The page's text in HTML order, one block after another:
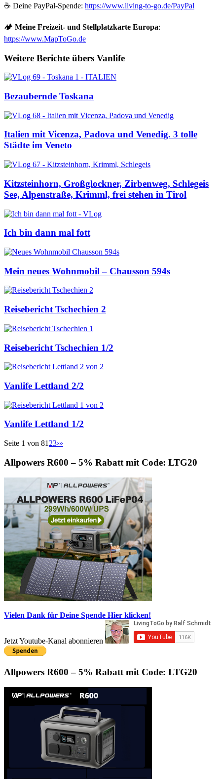
☕ Deine PayPal-Spende: https://www.living-to-go.de/PayPal
🏕️ Meine Freizeit- und Stellplatzkarte Europa:
https://www.MapToGo.de
Weitere Berichte übers Vanlife
Bezaubernde Toskana
Italien mit Vicenza, Padova und Venedig. 3 tolle
Städte im Veneto
Kitzsteinhorn, Großglockner, Zirbenweg, Schlegeis
See, Alpenstraße, Krimml, frei stehen in Tirol
Ich bin dann mal fott
Mein neues Wohnmobil – Chausson 594s
Reisebericht Tschechien 2
Reisebericht Tschechien 1/2
Vanlife Lettland 2/2
Vanlife Lettland 1/2
Seite 1 von 81 23›»
Allpowers R600 – 5% Rabatt mit Code: LTG20
Vielen Dank für Deine Spende Hier klicken!
Jetzt Youtube-Kanal abonnieren
Allpowers R600 – 5% Rabatt mit Code: LTG20